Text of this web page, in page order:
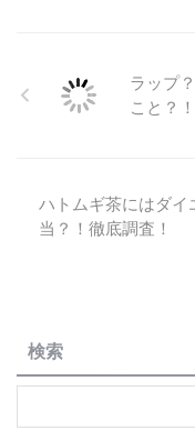
ラップ
こと？！
ハトムギ茶にはダイ
当？！徹底調査！
検索